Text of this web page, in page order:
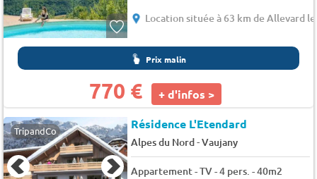
Location située à 63 km de Allevard
Prix malin
770 € + d'infos >
TripandCo Résidence L'Etendard
Alpes du Nord-Vaujany
Appartement - TV - 4 pers. - 40m2